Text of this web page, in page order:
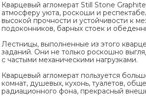
Кварцевый агломерат Still Stone
атмосферу уюта, роскоши и
высокой прочности и устойчивости к
подоконников, барных стоек и
Лестницы, выполненные из этого
заданий. Они не только роскошно
с частыми механическими нагрузками.
Кварцевый агломерат пользуется
комнат, душевых, кухонь, туалетов,
радиационного фона, прекрасный